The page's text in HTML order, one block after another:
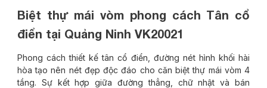
Biệt thự mái vòm phong cách Tân cổ
điển tại Quảng Ninh VK20021
Phong cách thiết kế tân cổ điển, đường nét hình khối hài
hòa tạo nên nét đẹp độc đáo cho căn biệt thự mái vòm 4
tầng. Sự kết hợp giữa đường thẳng, chữ nhật và bán